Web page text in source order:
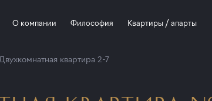
О компании Философия Квартиры / апарты
квартира 2-7